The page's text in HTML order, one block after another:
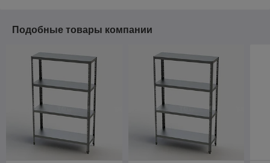
Подобные товары компании